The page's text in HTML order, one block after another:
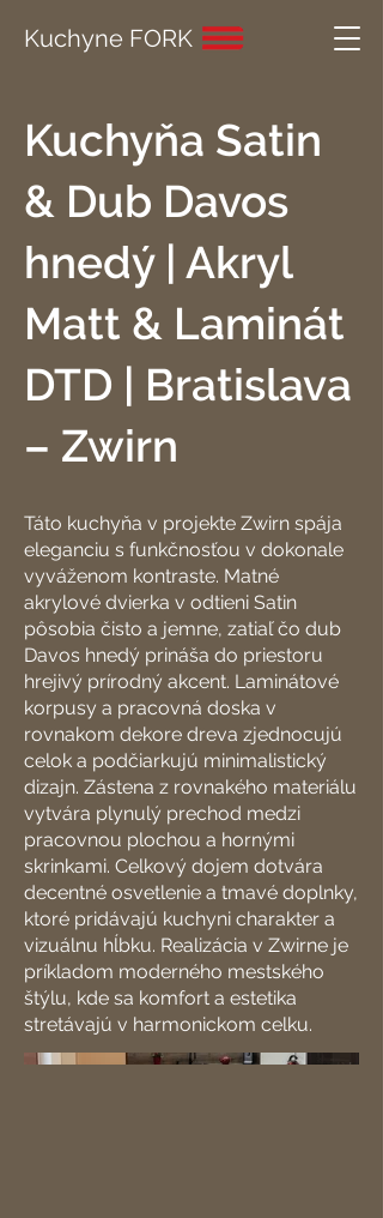
Kuchyne FORK
Kuchyňa Satin
& Dub Davos
hnedý | Akryl
Matt & Laminát
DTD | Bratislava
– Zwirn
Táto kuchyňa v projekte Zwirn spája
eleganciu s funkčnosťou v dokonale
vyváženom kontraste. Matné
akrylové dvierka v odtieni Satin
pôsobia čisto a jemne, zatiaľ čo dub
Davos hnedý prináša do priestoru
hrejivý prírodný akcent. Laminátové
korpusy a pracovná doska v
rovnakom dekore dreva zjednocujú
celok a podčiarkujú minimalistický
dizajn. Zástena z rovnakého materiálu
vytvára plynulý prechod medzi
pracovnou plochou a hornými
skrinkami. Celkový dojem dotvára
decentné osvetlenie a tmavé doplnky,
ktoré pridávajú kuchyni charakter a
vizuálnu hĺbku. Realizácia v Zwirne je
príkladom moderného mestského
štýlu, kde sa komfort a estetika
stretávajú v harmonickom celku.